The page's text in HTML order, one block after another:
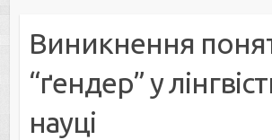
Виникнення
“ґендер” у
науці